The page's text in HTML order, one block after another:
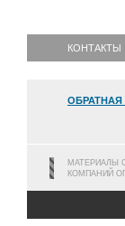
КОНТАКТЫ
ОБРАТНАЯ
МАТЕРИАЛЫ
КОМПАНИЙ